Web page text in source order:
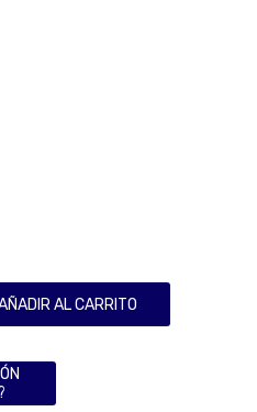
AL CARRITO